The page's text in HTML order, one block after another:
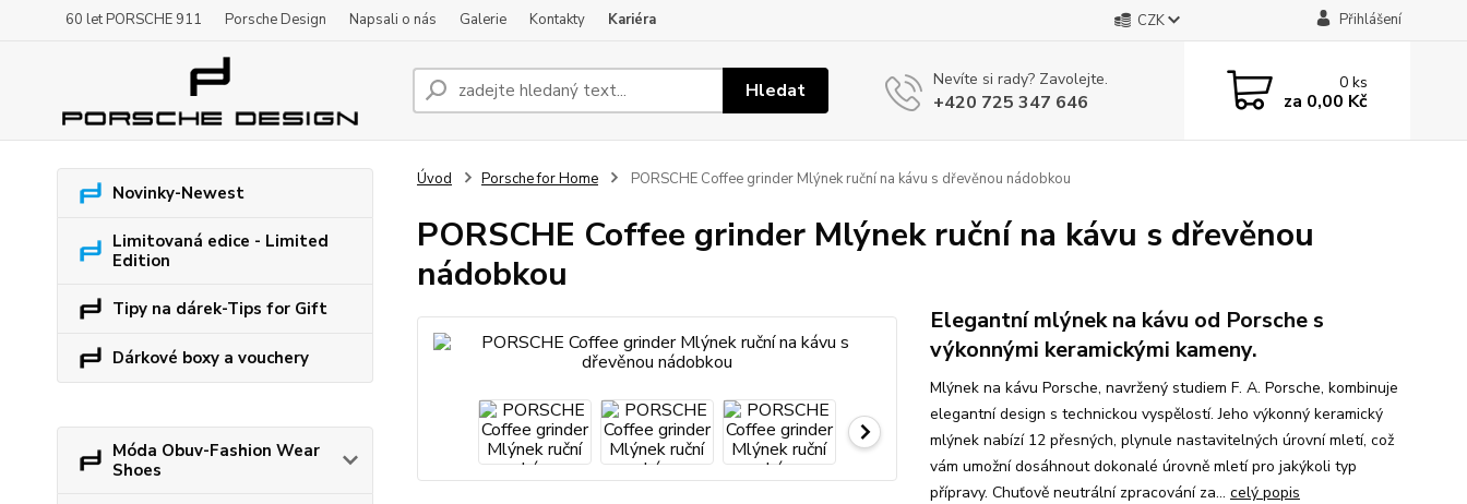
60 let PORSCHE 911 Porsche Design Napsali o nás Galerie Kontakty Kariéra CZK Přihlášení
Hledat Nevíte si rady? Zavolejte.
+420 725 347 646
0ks
za 0,00 Kč
Novinky-Newest
Limitovaná edice - Limited
Edition
Tipy na dárek-Tips for Gift
Dárkové boxy a vouchery
Móda Obuv-Fashion Wear
Shoes
Úvod Porsche for Home PORSCHE Coffee grinder Mlýnek ruční na kávu s dřevěnou nádobkou
PORSCHE Coffee grinder Mlýnek ruční na kávu s dřevěnou
nádobkou
Elegantní mlýnek na kávu od Porsche s
výkonnými keramickými kameny.
Mlýnek na kávu Porsche, navržený studiem F. A. Porsche, kombinuje
elegantní design s technickou vyspělostí. Jeho výkonný keramický
mlýnek nabízí 12 přesných, plynule nastavitelných úrovní mletí, což
vám umožní dosáhnout dokonalé úrovně mletí pro jakýkoli typ
přípravy. Chuťově neutrální zpracování za... celý popis